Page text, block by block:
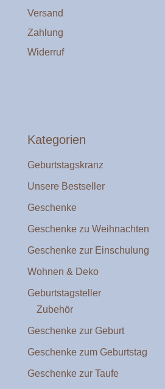
Versand
Zahlung
Widerruf
Kategorien
Geburtstagskranz
Unsere Bestseller
Geschenke
Geschenke zu Weihnachten
Geschenke zur Einschulung
Wohnen & Deko
Geburtstagsteller
Zubehör
Geschenke zur Geburt
Geschenke zum Geburtstag
Geschenke zur Taufe